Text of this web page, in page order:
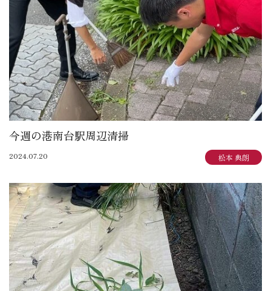
今週の港南台駅周辺清掃
2024.07.20 松本 典朗